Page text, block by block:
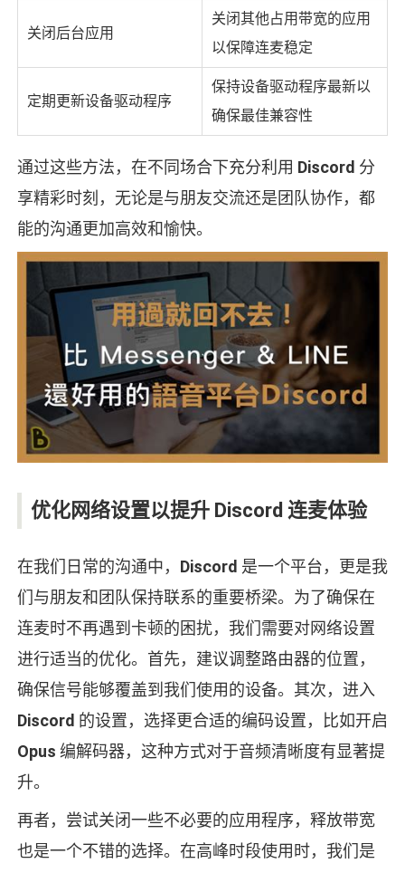
关闭后台应用
关闭其他占用带宽的应用
以保障连麦稳定
定期更新设备驱动程序
保持设备驱动程序最新以
确保最佳兼容性
通过这些方法，在不同场合下充分利用 Discord 分
享精彩时刻，无论是与朋友交流还是团队协作，都
能的沟通更加高效和愉快。
优化网络设置以提升 Discord 连麦体验
在我们日常的沟通中， Discord 是一个平台，更是我
们与朋友和团队保持联系的重要桥梁。为了确保在
连麦时不再遇到卡顿的困扰，我们需要对网络设置
进行适当的优化。首先，建议调整路由器的位置，
确保信号能够覆盖到我们使用的设备。其次，进入
Discord 的设置，选择更合适的编码设置，比如开启
Opus 编解码器，这种方式对于音频清晰度有显著提
升。
再者，尝试关闭一些不必要的应用程序，释放带宽
也是一个不错的选择。在高峰时段使用时，我们是